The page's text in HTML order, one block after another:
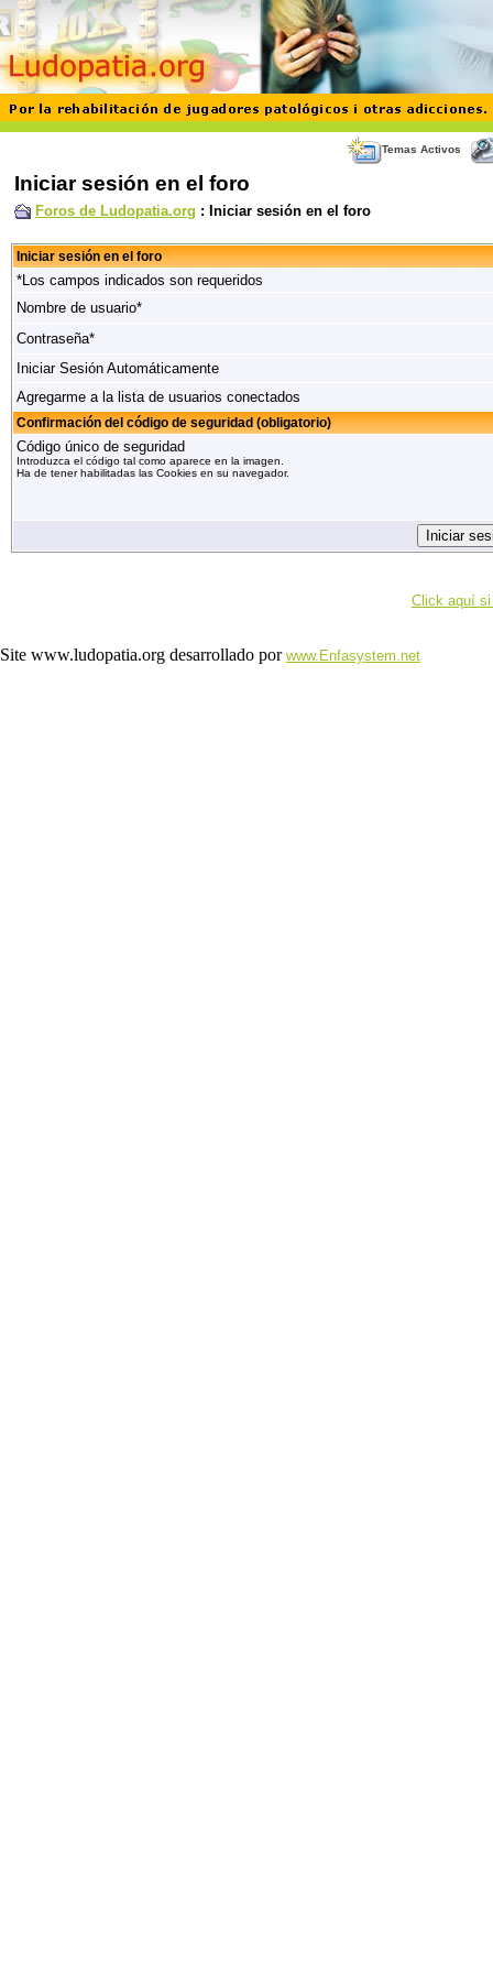
Temas Activos
Iniciar sesión en el foro
Foros de Ludopatia.org : Iniciar sesión en el foro
Iniciar sesión en el foro
*Los campos indicados son requeridos
Nombre de usuario*
Contraseña*
Iniciar Sesión Automáticamente
Agregarme a la lista de usuarios conectados
Confirmación del código de seguridad (obligatorio)
Código único de seguridad
Introduzca el código tal como aparece en la imagen.
Ha de tener habilitadas las Cookies en su navegador.
Click aquí si
Site www.ludopatia.org desarrollado por www.Enfasystem.net